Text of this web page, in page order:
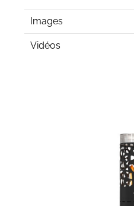
Images
Vidéos